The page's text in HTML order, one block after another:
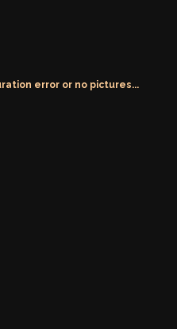
error or no pictures...